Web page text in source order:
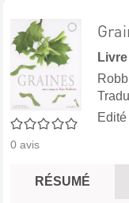
0/5
0 avis
Livre
RÉSUMÉ